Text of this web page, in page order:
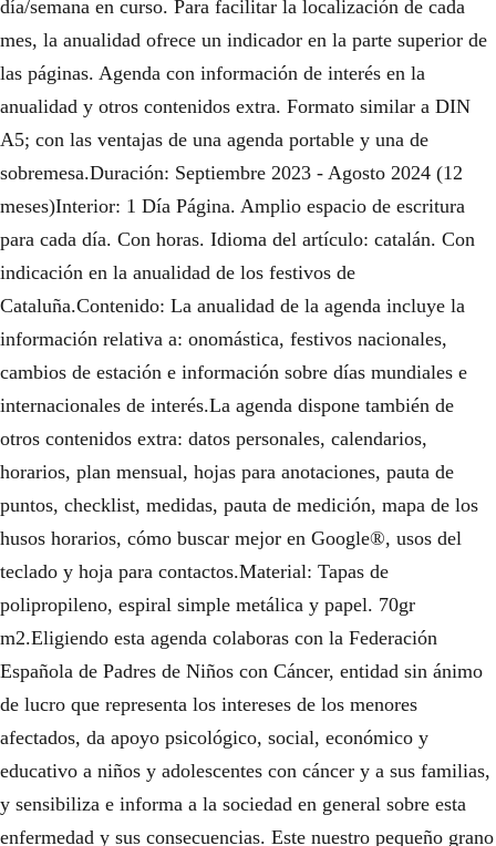
día/semana en curso. Para facilitar la localización de cada
mes, la anualidad ofrece un indicador en la parte superior de
las páginas. Agenda con información de interés en la
anualidad y otros contenidos extra. Formato similar a DIN
A5; con las ventajas de una agenda portable y una de
sobremesa.Duración: Septiembre 2023 - Agosto 2024 (12
meses)Interior: 1 Día Página. Amplio espacio de escritura
para cada día. Con horas. Idioma del artículo: catalán. Con
indicación en la anualidad de los festivos de
Cataluña.Contenido: La anualidad de la agenda incluye la
información relativa a: onomástica, festivos nacionales,
cambios de estación e información sobre días mundiales e
internacionales de interés.La agenda dispone también de
otros contenidos extra: datos personales, calendarios,
horarios, plan mensual, hojas para anotaciones, pauta de
puntos, checklist, medidas, pauta de medición, mapa de los
husos horarios, cómo buscar mejor en Google®, usos del
teclado y hoja para contactos.Material: Tapas de
polipropileno, espiral simple metálica y papel. 70gr
m2.Eligiendo esta agenda colaboras con la Federación
Española de Padres de Niños con Cáncer, entidad sin ánimo
de lucro que representa los intereses de los menores
afectados, da apoyo psicológico, social, económico y
educativo a niños y adolescentes con cáncer y a sus familias,
y sensibiliza e informa a la sociedad en general sobre esta
enfermedad y sus consecuencias. Este nuestro pequeño grano